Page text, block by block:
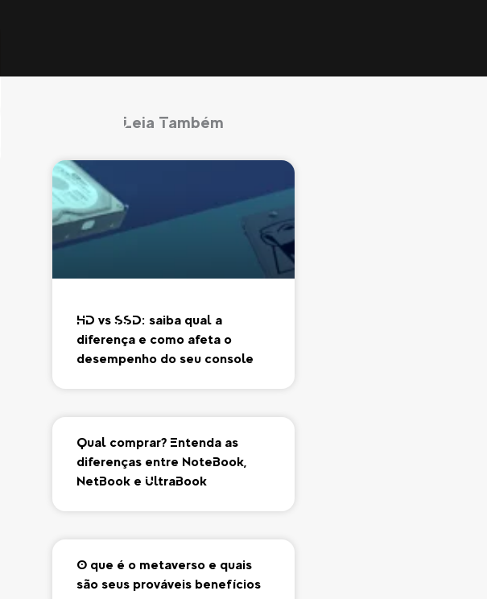
Leia Também
HD vs SSD: saiba qual a
diferença e como afeta o
desempenho do seu console
Qual comprar? Entenda as
diferenças entre NoteBook,
NetBook e UltraBook
O que é o metaverso e quais
são seus prováveis benefícios